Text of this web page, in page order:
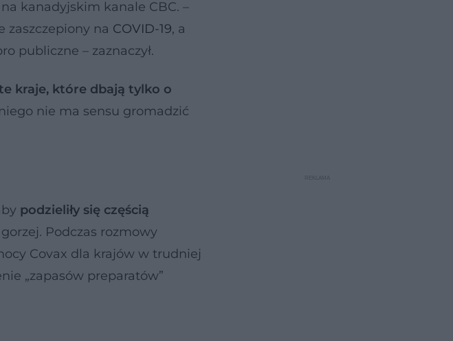
kanadyjskim kanale CBC. –
zaszczepiony na COVID-19, a
publiczne – zaznaczył.
kraje, które dbają tylko o
nie ma sensu gromadzić
podzieliły się częścią
Podczas rozmowy
Covax dla krajów w trudniej
„zapasów preparatów”